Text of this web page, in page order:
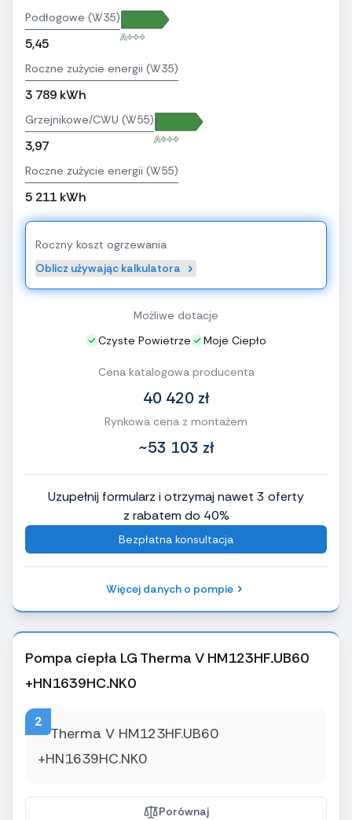
Podłogowe (W35)
5,45 A+++
Roczne zużycie energii (W35)
3 789 kWh
Grzejnikowe/CWU (W55)
3,97 A+++
Roczne zużycie energii (W55)
5 211 kWh
Roczny koszt ogrzewania
Oblicz używając kalkulatora
Możliwe dotacje
Czyste Powietrze
Moje Ciepło
Cena katalogowa producenta
40 420 zł
Rynkowa cena z montażem
~53 103 zł
Uzupełnij formularz i otrzymaj nawet 3 oferty
z rabatem do 40%
Bezpłatna konsultacja
Więcej danych o pompie
Pompa ciepła LG Therma V HM123HF.UB60
+HN1639HC.NK0
2
Porównaj